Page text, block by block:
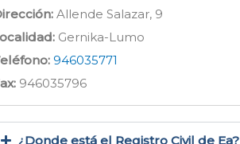
Allende Salazar, 9
Gernika-Lumo
946035771
946035796
¿Donde está el Registro Civil de Ea​?